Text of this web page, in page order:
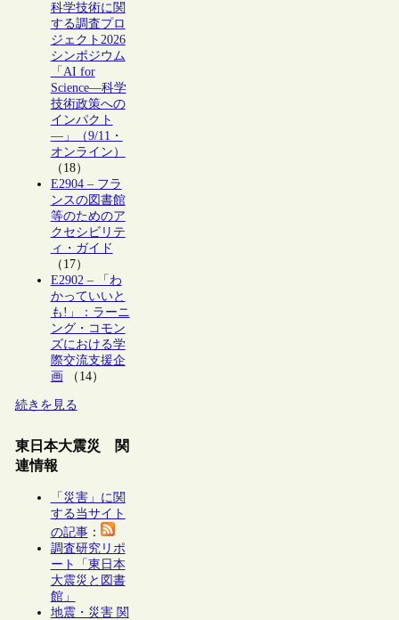
科学技術に関
する調査プロ
ジェクト2026
シンポジウム
「AI for
Science―科学
技術政策への
インパクト
―」（9/11・
オンライン）
（18）
E2904 – フラ
ンスの図書館
等のためのア
クセシビリテ
ィ・ガイド
（17）
E2902 – 「わ
かっていいと
も!」：ラーニ
ング・コモン
ズにおける学
際交流支援企
画 （14）
続きを見る
東日本大震災 関
連情報
「災害」に関
する当サイト
の記事：
調査研究リポ
ート「東日本
大震災と図書
館」
地震・災害 関